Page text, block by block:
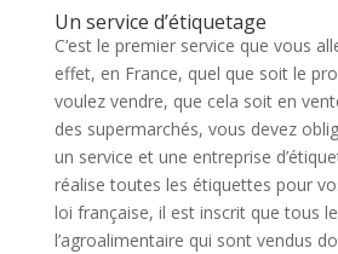
Un service d’étiquetage
C’est le premier service que vous
effet, en France, quel que soit le
voulez vendre, que cela soit en
des supermarchés, vous devez
un service et une entreprise
réalise toutes les étiquettes pour
loi française, il est inscrit que tous
l’agroalimentaire qui sont vendus